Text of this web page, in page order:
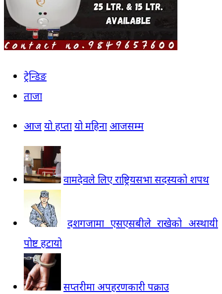
ट्रेन्डिङ
ताजा
आजयो हप्तायो महिना आजसम्म
वामदेवले लिए राष्ट्रियसभा सदस्यको शपथ
दशगजामा एसएसबीले राखेको अस्थायी
पोष्ट हटायो
सप्तरीमा अपहरणकारी पक्राउ